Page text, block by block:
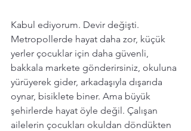
Kabul ediyorum. Devir değişti.
Metropollerde hayat daha zor, küçük
yerler çocuklar için daha güvenli,
bakkala markete gönderirsiniz, okuluna
yürüyerek gider, arkadaşıyla dışarıda
oynar, bisiklete biner. Ama büyük
şehirlerde hayat öyle değil. Çalışan
ailelerin çocukları okuldan döndükten